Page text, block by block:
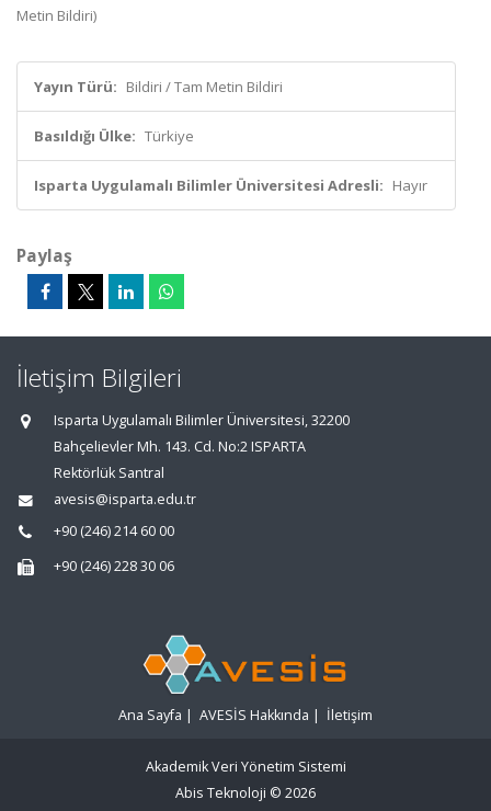
Metin Bildiri)
Yayın Türü: Bildiri / Tam Metin Bildiri
Basıldığı Ülke: Türkiye
Isparta Uygulamalı Bilimler Üniversitesi Adresli: Hayır
Paylaş
İletişim Bilgileri
Isparta Uygulamalı Bilimler Üniversitesi, 32200
Bahçelievler Mh. 143. Cd. No:2 ISPARTA
Rektörlük Santral
avesis@isparta.edu.tr
+90 (246) 214 60 00
+90 (246) 228 30 06
Ana Sayfa | AVESİS Hakkında | İletişim
Akademik Veri Yönetim Sistemi
Abis Teknoloji © 2026